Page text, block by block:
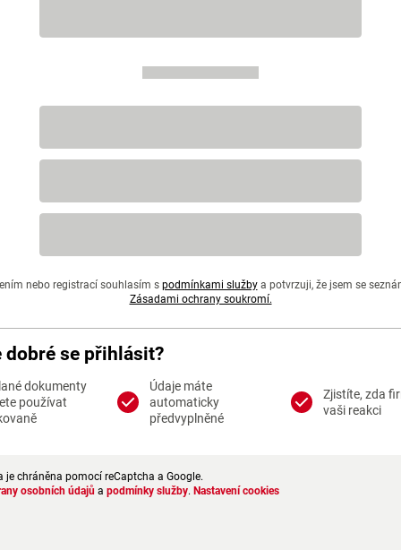
nebo registrací souhlasím s podmínkami službya potvrzuji, že jsem se
Zásadami ochrany soukromí.
dobré se přihlásit?
dokumenty
používat
Údaje máte
automaticky
předvyplněné
Zjistíte, zda
vaši reakci
je chráněna pomocí reCaptcha a Google.
osobních údajů a podmínky služby. Nastavení cookies